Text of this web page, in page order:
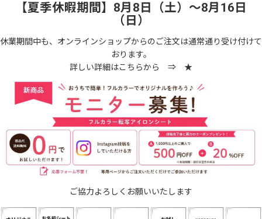
【夏季休暇期間】8月8日（土）～8月16日
（日）
休業期間中も、オンラインショップからのご注文は通常通り受け付けて
おります。
詳しい詳細はこちらから ⇒ ★
ご協力よろしくお願いいたします